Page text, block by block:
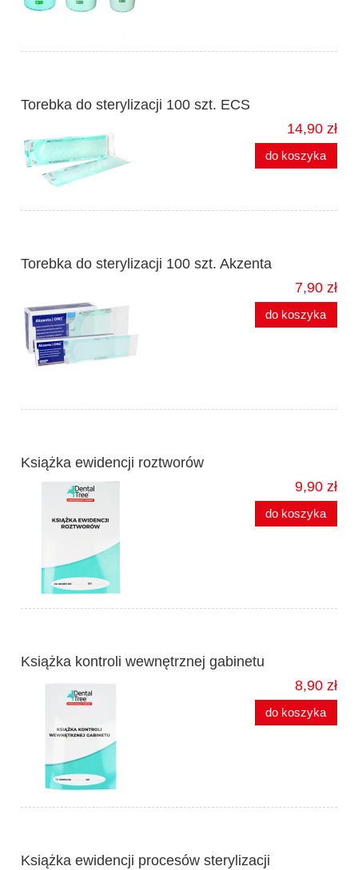
Torebka do sterylizacji 100 szt. ECS
14,90 zł
do koszyka
Torebka do sterylizacji 100 szt. Akzenta
7,90 zł
do koszyka
Książka ewidencji roztworów
9,90 zł
do koszyka
Książka kontroli wewnętrznej gabinetu
8,90 zł
do koszyka
Książka ewidencji procesów sterylizacji